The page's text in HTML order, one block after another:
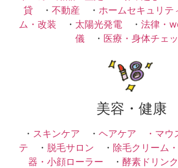
貸 ・ 不動産 ・ ホームセキュリテ
ム・改装 ・ 太陽光発電 ・ 法律・
儀 ・ 医療・身体チェ
美容・健康
・ スキンケア ・ ヘアケア ・ マウ
テ ・ 脱毛サロン ・ 除毛クリーム
器・小顔ローラー ・ 酵素ドリンク